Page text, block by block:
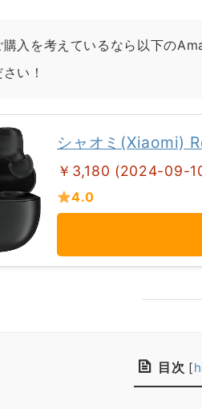
購入を考えているなら以下の
さい！
シャオミ(Xiaomi)
￥3,180 (2024-09-
4.0
目次 [